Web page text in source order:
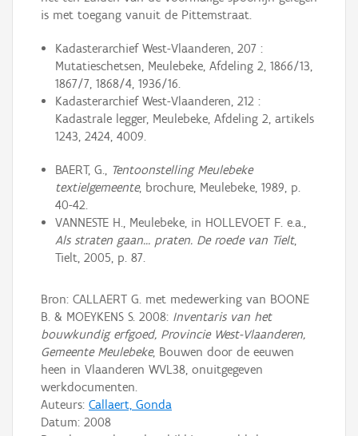
is met toegang vanuit de Pittemstraat.
Kadasterarchief West-Vlaanderen, 207 :
Mutatieschetsen, Meulebeke, Afdeling 2, 1866/13,
1867/7, 1868/4, 1936/16.
Kadasterarchief West-Vlaanderen, 212 :
Kadastrale legger, Meulebeke, Afdeling 2, artikels
1243, 2424, 4009.
BAERT, G., Tentoonstelling Meulebeke
textielgemeente, brochure, Meulebeke, 1989, p.
40-42.
VANNESTE H., Meulebeke, in HOLLEVOET F. e.a.,
Als straten gaan… praten. De roede van Tielt,
Tielt, 2005, p. 87.
Bron: CALLAERT G. met medewerking van BOONE
B. & MOEYKENS S. 2008: Inventaris van het
bouwkundig erfgoed, Provincie West-Vlaanderen,
Gemeente Meulebeke, Bouwen door de eeuwen
heen in Vlaanderen WVL38, onuitgegeven
werkdocumenten.
Auteurs: Callaert, Gonda
Datum: 2008